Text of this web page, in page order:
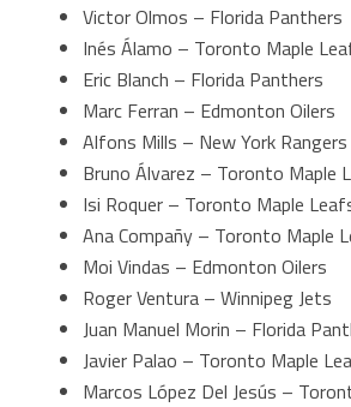
Victor Olmos – Florida Panthers
Inés Álamo – Toronto Maple
Eric Blanch – Florida Panthers
Marc Ferran – Edmonton Oilers
Alfons Mills – New York Rangers
Bruno Álvarez – Toronto Maple
Isi Roquer – Toronto Maple
Ana Compañy – Toronto Maple
Moi Vindas – Edmonton Oilers
Roger Ventura – Winnipeg Jets
Juan Manuel Morin – Florida
Javier Palao – Toronto Maple
Marcos López Del Jesús –